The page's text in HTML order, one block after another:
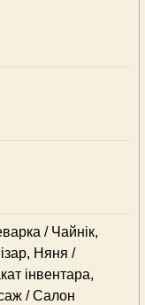
/ Чайнік,
Няня /
інвентара,
/ Салон